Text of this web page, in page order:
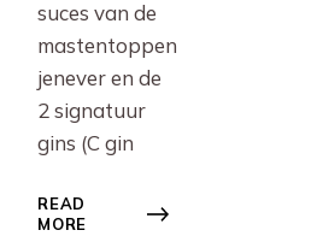
suces van de
mastentoppen
jenever en de
2 signatuur
gins (C gin
READ
MORE